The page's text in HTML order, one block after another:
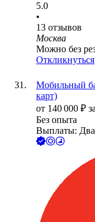
5.0
•
13 отзывов
Москва
Можно без
Откликнуться
Мобильный
карт)
от 140 000 ₽
Без опыта
Выплаты: Два